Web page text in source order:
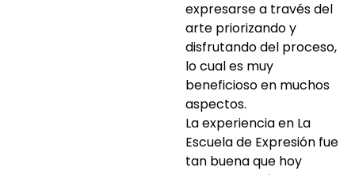
expresarse a través del
arte priorizando y
disfrutando del proceso,
lo cual es muy
beneficioso en muchos
aspectos.
La experiencia en La
Escuela de Expresión fue
tan buena que hoy